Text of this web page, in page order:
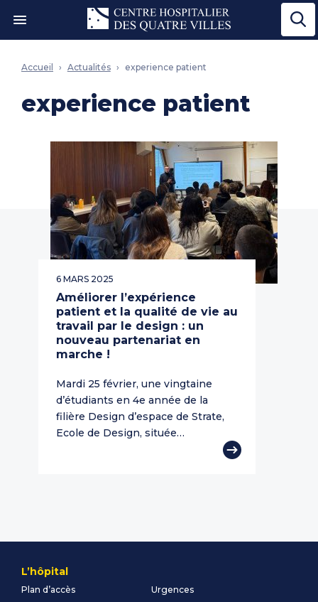
Ouvrir le menu"
Accueil Actualités experience patient
experience patient
6 MARS 2025
Améliorer l’expérience
patient et la qualité de vie au
travail par le design : un
nouveau partenariat en
marche !
Mardi 25 février, une vingtaine
d’étudiants en 4e année de la
filière Design d’espace de ​Strate,
Ecole de Design, située…
L’hôpital
Plan d’accès
Urgences